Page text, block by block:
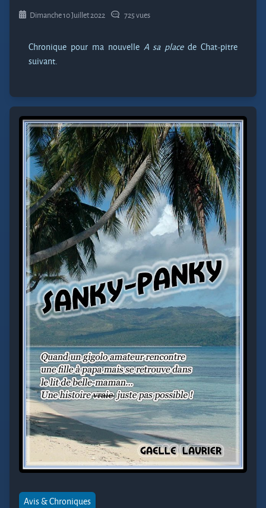
Dimanche 10 Juillet 2022 725 vues
Chronique pour ma nouvelle A sa placede Chat-pitre
suivant.
Avis & Chroniques